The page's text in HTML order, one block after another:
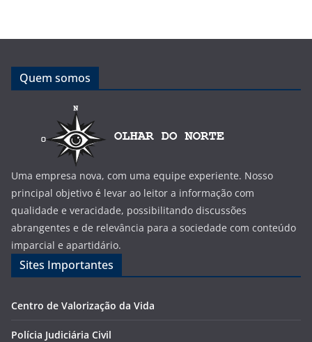
Quem somos
Uma empresa nova, com uma equipe experiente. Nosso
principal objetivo é levar ao leitor a informação com
qualidade e veracidade, possibilitando discussões
abrangentes e de relevância para a sociedade com conteúdo
imparcial e apartidário.
Sites Importantes
Centro de Valorização da Vida
Polícia Judiciária Civil